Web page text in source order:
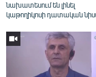
«Ազատության»
նախատեսում են լինել
կաթողիկոսի դատական